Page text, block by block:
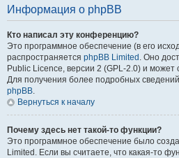
Информация о phpBB
Кто написал эту конференцию?
Это программное обеспечение (в его
распространяется phpBB Limited . Оно
Public Licence, версии 2 (GPL-2.0) и может
Для получения более подробных
phpBB.
Вернуться к началу
Почему здесь нет такой-то функции?
Это программное обеспечение было
Limited. Если вы считаете, что какая-то